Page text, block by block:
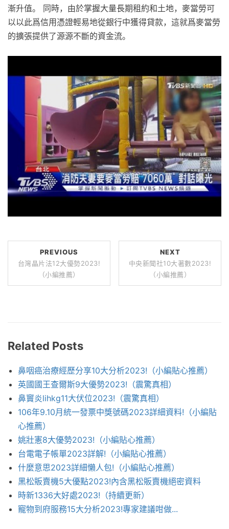
漸升值。 同時，由於掌握大量長期租約和土地，麥當勞可
以以此爲信用憑證輕易地從銀行中獲得貸款，這就爲麥當勞
的擴張提供了源源不斷的資金流。
PREVIOUS
台灣晶片法12大優勢2023!
（小編推薦）
NEXT
中央新聞社10大著數2023!
（小編推薦）
Related Posts
鼻咽癌治療經歷分享10大分析2023!（小編貼心推薦）
英國國王查爾斯9大優勢2023!（震驚真相）
鼻竇炎lihkg11大伏位2023!（震驚真相）
106年9.10月統一發票中獎號碼2023詳細資料!（小編貼
心推薦）
姚壯憲8大優勢2023!（小編貼心推薦）
台電電子帳單2023詳解!（小編貼心推薦）
什麼意思2023詳細懶人包!（小編貼心推薦）
黑松販賣機5大優點2023!內含黑松販賣機絕密資料
時新1336大好處2023!（持續更新）
寵物到府服務15大分析2023!專家建議咁做...